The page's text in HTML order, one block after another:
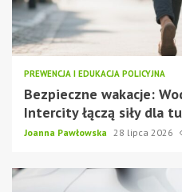
PREWENCJA I EDUKACJA POLICYJNA
Bezpieczne wakacje:
Intercity łączą siły dla
Joanna Pawłowska 28 lipca 2026